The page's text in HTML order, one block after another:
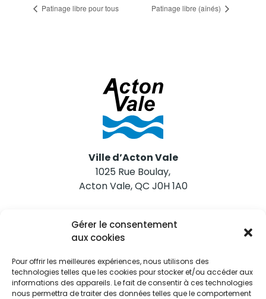
Gérer le consentement
aux cookies
Pour offrir les meilleures expériences, nous utilisons des
technologies telles que les cookies pour stocker et/ou accéder aux
informations des appareils. Le fait de consentir à ces technologies
nous permettra de traiter des données telles que le comportement
Patinage libre pour tous Patinage libre (aînés)
Ville d’Acton Vale
1025 Rue Boulay,
Acton Vale, QC J0H 1A0
Nous joindre
Tél. 450 546-2703